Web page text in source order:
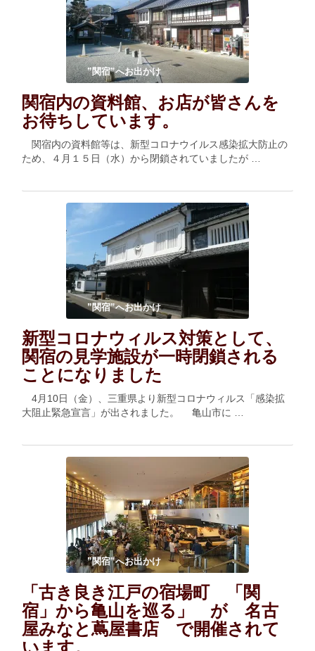
”関宿”へお出かけ
関宿内の資料館、お店が皆さんを
お待ちしています。
関宿内の資料館等は、新型コロナウイルス感染拡大防止の
ため、４月１５日（水）から閉鎖されていましたが …
”関宿”へお出かけ
新型コロナウィルス対策として、
関宿の見学施設が一時閉鎖される
ことになりました
4月10日（金）、三重県より新型コロナウィルス「感染拡
大阻止緊急宣言」が出されました。 亀山市に …
”関宿”へお出かけ
「古き良き江戸の宿場町 「関
宿」から亀山を巡る」 が 名古
屋みなと蔦屋書店 で開催されて
います。